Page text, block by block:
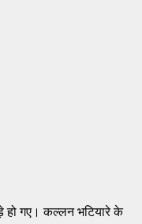
हो गए। कल्लन भटियारे के